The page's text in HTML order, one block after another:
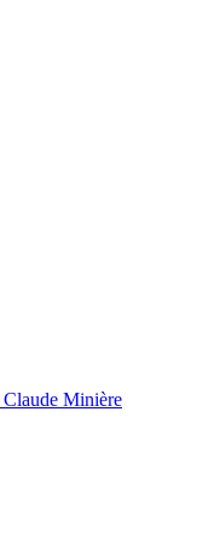
Claude Minière